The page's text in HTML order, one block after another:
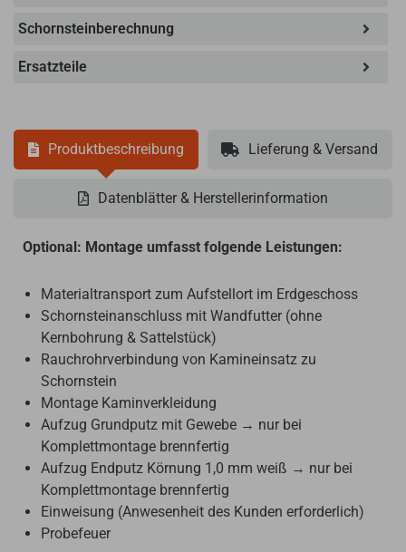
Schornsteinberechnung
Ersatzteile
Produktbeschreibung Lieferung & Versand
Datenblätter & Herstellerinformation
Optional: Montage umfasst folgende Leistungen:
Materialtransport zum Aufstellort im Erdgeschoss
Schornsteinanschluss mit Wandfutter (ohne
Kernbohrung & Sattelstück)
Rauchrohrverbindung von Kamineinsatz zu
Schornstein
Montage Kaminverkleidung
Aufzug Grundputz mit Gewebe → nur bei
Komplettmontage brennfertig
Aufzug Endputz Körnung 1,0 mm weiß → nur bei
Komplettmontage brennfertig
Einweisung (Anwesenheit des Kunden erforderlich)
Probefeuer